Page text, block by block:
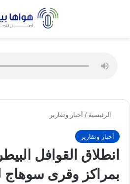
الرئيسية / أخبار وتقارير
أخبار وتقارير
انطلاق القوافل
بمراكز وقرى سوهاج